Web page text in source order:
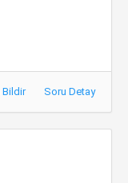
Bildir Soru Detay